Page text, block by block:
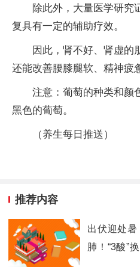
除此外，大量医学研究
复具有一定的辅助疗效。
因此，肾不好、肾虚的
还能改善腰膝腿软、精神疲
注意：葡萄的种类和颜
黑色的葡萄。
（养生每日推送）
推荐内容
出伏迎处暑
肺！“3酸”